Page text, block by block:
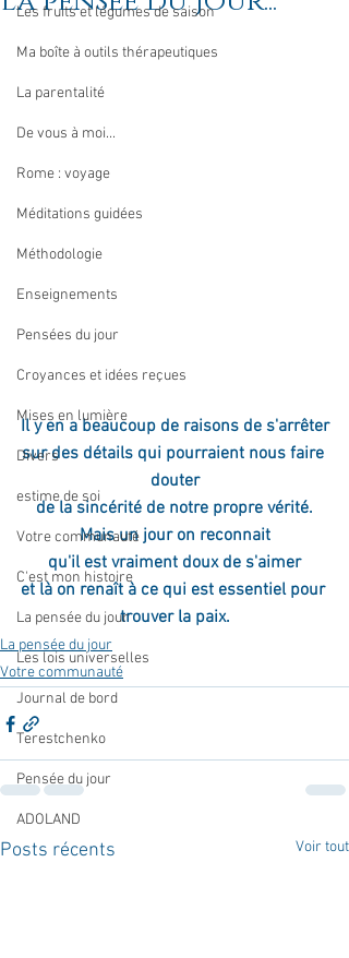
Les fruits et légumes de saison
Ma boîte à outils thérapeutiques
La parentalité
De vous à moi...
Rome : voyage
Méditations guidées
Méthodologie
Enseignements
Pensées du jour
Croyances et idées reçues
Mises en lumière
Divers
estime de soi
Votre communauté
C'est mon histoire
La pensée du jour
Les lois universelles
Journal de bord
Terestchenko
Pensée du jour
ADOLAND
Il y en a beaucoup de raisons de s'arrêter
sur des détails qui pourraient nous faire
douter
de la sincérité de notre propre vérité.
Mais un jour on reconnait
qu'il est vraiment doux de s'aimer
et là on renaît à ce qui est essentiel pour
trouver la paix.
La pensée du jour
Votre communauté
Posts récents Voir tout